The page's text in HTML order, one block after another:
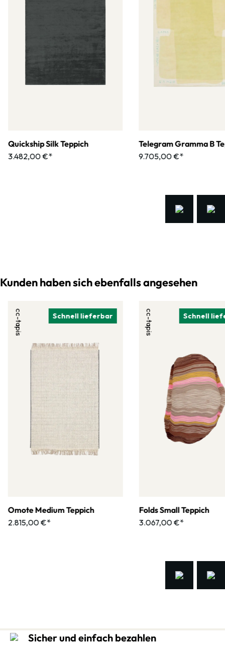
Quickship Silk Teppich
3.482,00 €*
Telegram Gramma B
9.705,00 €*
Kunden haben sich ebenfalls angesehen
Schnell lieferbar
cc-tapis
Omote Medium Teppich
2.815,00 €*
Schnell
cc-tapis
Folds Small Teppich
3.067,00 €*
Sicher und einfach bezahlen